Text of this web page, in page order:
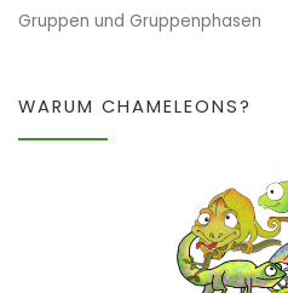
Gruppen und Gruppenphasen
WARUM CHAMELEONS?